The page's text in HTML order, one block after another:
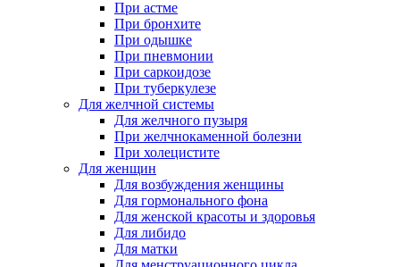
При астме
При бронхите
При одышке
При пневмонии
При саркоидозе
При туберкулезе
Для желчной системы
Для желчного пузыря
При желчнокаменной болезни
При холецистите
Для женщин
Для возбуждения женщины
Для гормонального фона
Для женской красоты и здоровья
Для либидо
Для матки